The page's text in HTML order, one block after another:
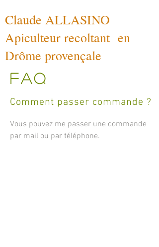
Claude ALLASINO
Apiculteur recoltant en
Drôme provençale
FAQ
Comment passer commande ?
Vous pouvez me passer une commande
par mail ou par téléphone.